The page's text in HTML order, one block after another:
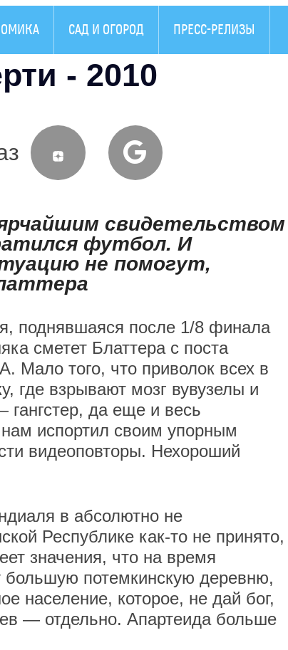
САД И ОГОРОД ПРЕСС-РЕЛИЗЫ
- 2010
свидетельством
футбол. И
не помогут,
поднявшаяся после 1/8 финала
сметет Блаттера с поста
Мало того, что приволок всех в
где взрывают мозг вувузелы и
да еще и весь
испортил своим упорным
видеоповторы. Нехороший
в абсолютно не
Республике как-то не принято,
значения, что на время
потемкинскую деревню,
население, которое, не дай бог,
— отдельно. Апартеида больше